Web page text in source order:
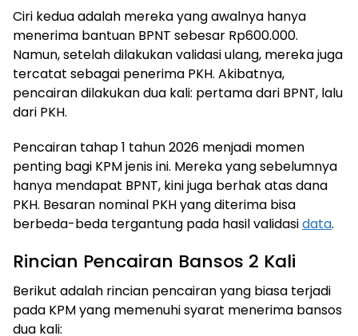
Ciri kedua adalah mereka yang awalnya hanya
menerima bantuan BPNT sebesar Rp600.000.
Namun, setelah dilakukan validasi ulang, mereka juga
tercatat sebagai penerima PKH. Akibatnya,
pencairan dilakukan dua kali: pertama dari BPNT, lalu
dari PKH.
Pencairan tahap 1 tahun 2026 menjadi momen
penting bagi KPM jenis ini. Mereka yang sebelumnya
hanya mendapat BPNT, kini juga berhak atas dana
PKH. Besaran nominal PKH yang diterima bisa
berbeda-beda tergantung pada hasil validasidata.
Rincian Pencairan Bansos 2 Kali
Berikut adalah rincian pencairan yang biasa terjadi
pada KPM yang memenuhi syarat menerima bansos
dua kali: